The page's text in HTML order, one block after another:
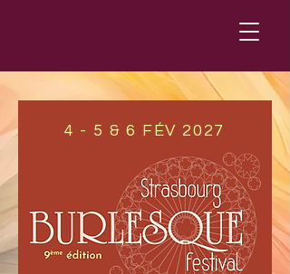
4 - 5 & 6 FÉV 2027